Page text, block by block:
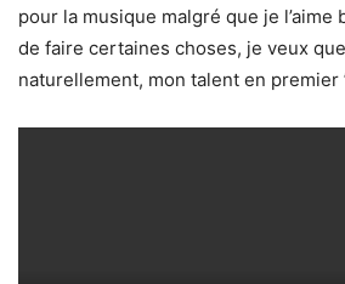
pour la musique malgré que je l’aime
de faire certaines choses, je veux
naturellement, mon talent en premier